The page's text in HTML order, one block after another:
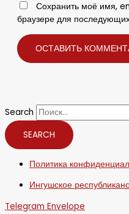
Сохранить моё имя,
браузере для
Search
SEARCH
Политика
Ингушское
Telegram Envelope